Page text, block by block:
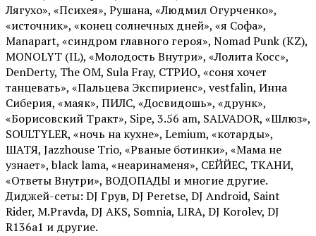
Лягухо», «Психея», Рушана, «Людмил Огурченко»,
«источник», «конец солнечных дней», «я Софа»,
Manapart, «синдром главного героя», Nomad Punk (KZ),
MONOLYT (IL), «Молодость Внутри», «Лолита Косс»,
DenDerty, The OM, Sula Fray, СТРИО, «соня хочет
танцевать», «Пальцева Экспириенс», vestfalin, Инна
Сиберия, «маяк», ПИЛС, «Досвидошь», «друнк»,
«Борисовский Тракт», Sipe, 3.56 am, SALVADOR, «Шлюз»,
SOULTYLER, «ночь на кухне», Lemium, «котарды»,
ШАТЯ, Jazzhouse Trio, «Рваные ботинки», «Мама не
узнает», black lama, «неаринаменя», СЕЙЙЕС, ТКАНИ,
«Ответы Внутри», ВОДОПАДЫ и многие другие.
Диджей-сеты: DJ Грув, DJ Peretse, DJ Android, Saint
Rider, М.Pravda, DJ AKS, Somnia, LIRA, DJ Korolev, DJ
R136a1 и другие.